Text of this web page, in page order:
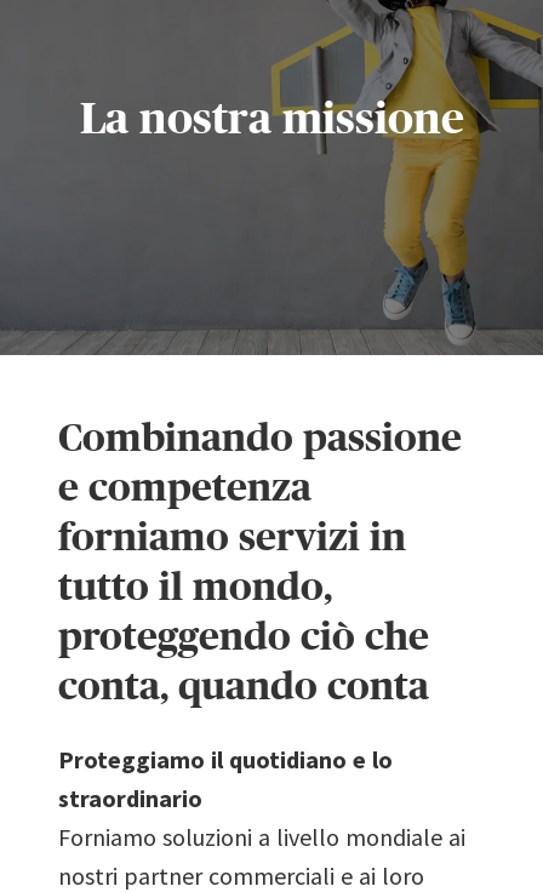
La nostra missione
Combinando passione
e competenza
forniamo servizi in
tutto il mondo,
proteggendo ciò che
conta, quando conta
Proteggiamo il quotidiano e lo
straordinario
Forniamo soluzioni a livello mondiale ai
nostri partner commerciali e ai loro
0
1
2
0